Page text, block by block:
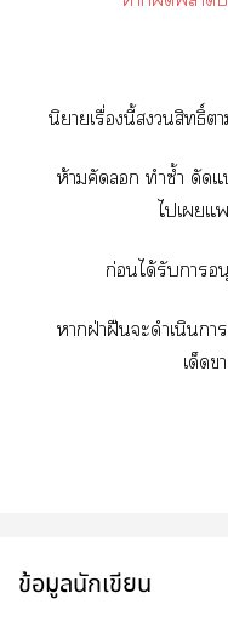
นิยายเรื่องนี้สิทธิ์
ห้ามคัด ทำซ้ำ ดัด
ไเแ
ก่อนได้รับาอ
าฝ่าฝืนะดำเนินา
เด็ด
ข้อมูลนักเขียน